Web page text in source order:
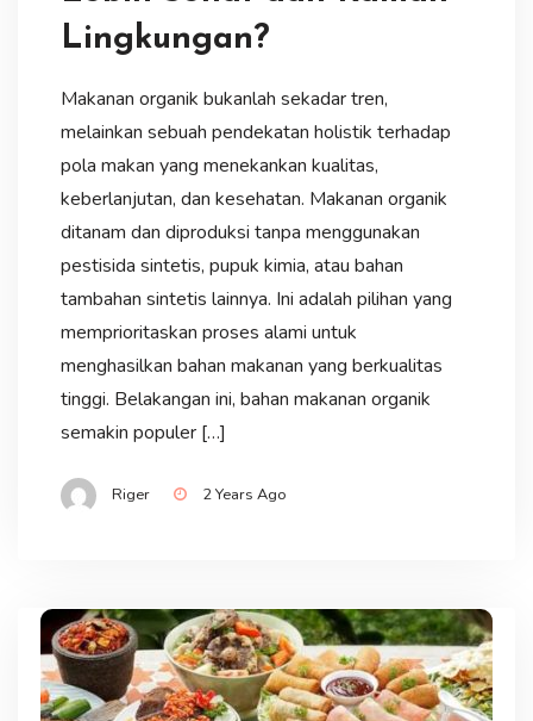
Lingkungan?
Makanan organik bukanlah sekadar tren,
melainkan sebuah pendekatan holistik terhadap
pola makan yang menekankan kualitas,
keberlanjutan, dan kesehatan. Makanan organik
ditanam dan diproduksi tanpa menggunakan
pestisida sintetis, pupuk kimia, atau bahan
tambahan sintetis lainnya. Ini adalah pilihan yang
memprioritaskan proses alami untuk
menghasilkan bahan makanan yang berkualitas
tinggi. Belakangan ini, bahan makanan organik
semakin populer […]
Riger 2 Years Ago